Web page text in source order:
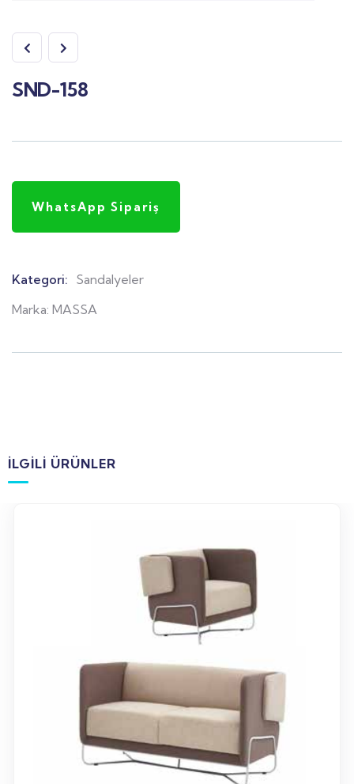
SND-158
WhatsApp Sipariş
Kategori: Sandalyeler
Marka: MASSA
İLGILI ÜRÜNLER
WhatsApp Sipariş